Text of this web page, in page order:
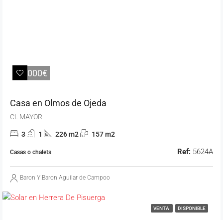
68.000€
Casa en Olmos de Ojeda
CL MAYOR
3 1 226 m2 157 m2
Casas o chalets Ref: 5624A
Baron Y Baron Aguilar de Campoo
VENTA DISPONIBLE